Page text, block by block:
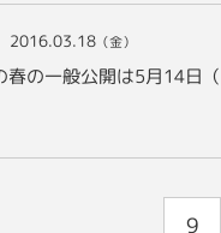
2016.03.18 （金）
の一般公開は5月14日（
9